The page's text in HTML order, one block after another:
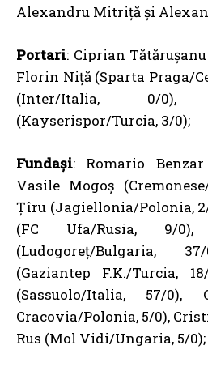
Alexandru Mitriță și
Portari: Ciprian
Florin Niță (Sparta Praga/
(Inter/Italia, 0/
(Kayserispor/Turcia, 3/0);
Fundași: Romario Benzar
Vasile Mogoș
Țîru (Jagiellonia/Polonia,
(FC Ufa/Rusia, 9/0),
(Ludogoreț/Bulgaria,
(Gaziantep F.K./Turcia,
(Sassuolo/Italia, 57/0),
Cracovia/Polonia, 5/0),
Rus (Mol Vidi/Ungaria, 5/0);